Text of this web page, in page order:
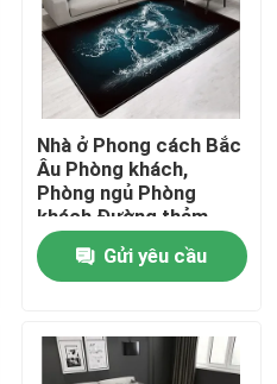
Nhà ở Phong cách Bắc
Âu Phòng khách,
Phòng ngủ Phòng
khách Đường thảm
Gửi yêu cầu